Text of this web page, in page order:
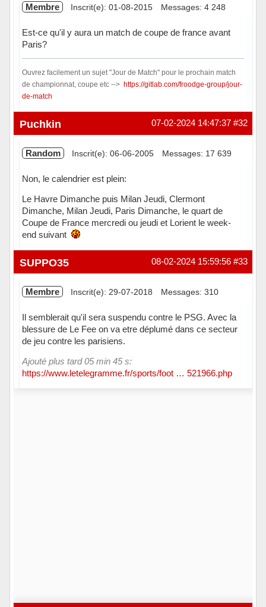
Membre Inscrit(e): 01-08-2015 Messages: 4 248
Est-ce qu'il y aura un match de coupe de france avant
Paris?
Ouvrez facilement un sujet "Jour de Match" pour le prochain match
de championnat, coupe etc --> https://gitlab.com/froodge-group/jour-
de-match
Hors ligne #32
07-02-2024 14:47:37
Puchkin
Random Inscrit(e): 06-06-2005 Messages: 17 639
Non, le calendrier est plein:
Le Havre Dimanche puis Milan Jeudi, Clermont
Dimanche, Milan Jeudi, Paris Dimanche, le quart de
Coupe de France mercredi ou jeudi et Lorient le week-
end suivant
Hors ligne #33
08-02-2024 15:59:56
SUPPO35
Membre Inscrit(e): 29-07-2018 Messages: 310
Il semblerait qu'il sera suspendu contre le PSG. Avec la
blessure de Le Fee on va etre déplumé dans ce secteur
de jeu contre les parisiens.
Ajouté plus tard 05 min 45 s:
https://www.letelegramme.fr/sports/foot … 521966.php